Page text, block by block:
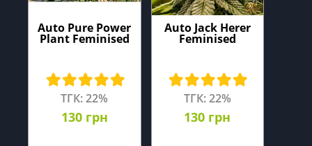
Auto Pure Power
Plant Feminised
ТГК: 22%
130 грн
Auto Jack Herer
Feminised
ТГК: 22%
130 грн